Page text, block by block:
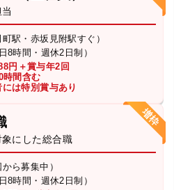
駅・赤坂見附駅すぐ）
8時間・週休2日制）
円＋賞与年2回
間含む
は特別賞与あり
にした総合職
ら募集中）
8時間・週休2日制）